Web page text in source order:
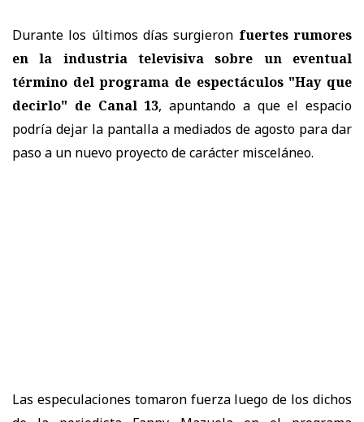
Durante los últimos días surgieron fuertes rumores
en la industria televisiva sobre un eventual
término del programa de espectáculos "Hay que
decirlo" de Canal 13, apuntando a que el espacio
podría dejar la pantalla a mediados de agosto para dar
paso a un nuevo proyecto de carácter misceláneo.
Las especulaciones tomaron fuerza luego de los dichos